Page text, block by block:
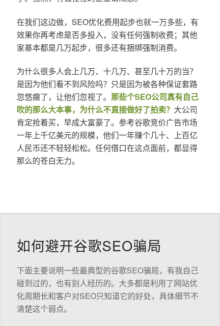
在我们这边做，SEO优化费用起步也就一万多些，有
效果你再考虑是否多投入，没有任何强制收费；其他
家基本都是几万起步，很多还有捆绑强制消费。
为什么很多人会上几万、十几万、甚至几十万的当？
是因为他们看不到风险吗？只是因为被各种保证套路
忽悠瘸了，让他们忽视了。 那些个SEO公司真有自己
吹的那么大本事，为什么不直接做好了拍卖？ 大公司
肯定抢着买，早成大富豪了。参考谷歌竞价广告市场
一年上千亿美元的规模，他们一年赚个几十、上百亿
人民币还不轻轻松松。任何借口在这点面前，都显得
那么的苍白无力。
如何避开谷歌SEO骗局
下面主要说明一些最典型的谷歌SEO骗局，有我自己
碰到过的，也有别人经历的。大多都是利用了网站优
化周期长和客户对SEO只知道它的好处，具体细节不
清楚这个弱点。